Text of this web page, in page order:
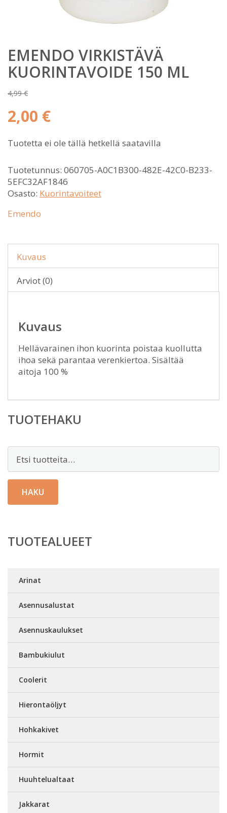
EMENDO VIRKISTÄVÄ
KUORINTAVOIDE 150 ML
4,99€
Alkuperäinen
hinta
4,99 €.
2,00 €
hinta
2,00 €.
Tuotetta ei ole tällä hetkellä saatavilla
Tuotetunnus: 060705-A0C1B300-482E-42C0-B233-
5EFC32AF1846
Osasto: Kuorintavoiteet
Emendo
Kuvaus
Arviot (0)
Kuvaus
Hellävarainen ihon kuorinta poistaa kuollutta
ihoa sekä parantaa verenkiertoa. Sisältää
aitoja 100 %
TUOTEHAKU
Etsi:
HAKU
TUOTEALUEET
Arinat
Asennusalustat
Asennuskaulukset
Bambukiulut
Coolerit
Hierontaöljyt
Hohkakivet
Hormit
Huuhtelualtaat
Jakkarat